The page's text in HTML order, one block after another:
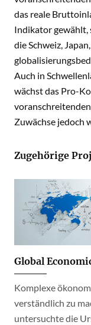
das reale
Indikator gewählt,
die Schweiz,
Auch in
wächst das Pro-
Zuwächse jedoch
Zugehörige
Global
Komplexe
verständlich zu
untersuchte die